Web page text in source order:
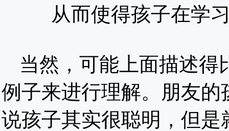
从而使得孩子在学
当然，可能上面描述得
例子来进行理解。朋友
说孩子其实很聪明，但